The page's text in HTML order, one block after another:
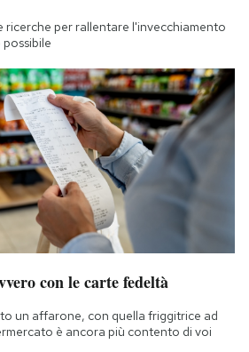
ricerche per rallentare l'invecchiamento
con le carte fedeltà
un affarone, con quella friggitrice ad
è ancora più contento di voi